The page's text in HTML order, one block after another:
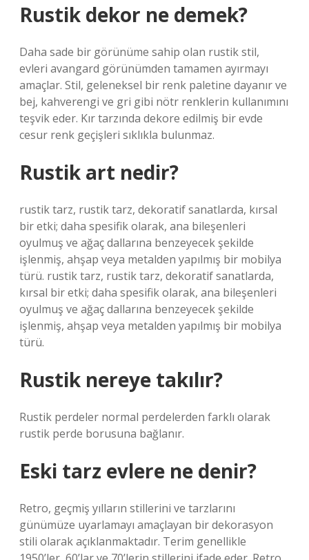
Rustik dekor ne demek?
Daha sade bir görünüme sahip olan rustik stil,
evleri avangard görünümden tamamen ayırmayı
amaçlar. Stil, geleneksel bir renk paletine dayanır ve
bej, kahverengi ve gri gibi nötr renklerin kullanımını
teşvik eder. Kır tarzında dekore edilmiş bir evde
cesur renk geçişleri sıklıkla bulunmaz.
Rustik art nedir?
rustik tarz, rustik tarz, dekoratif sanatlarda, kırsal
bir etki; daha spesifik olarak, ana bileşenleri
oyulmuş ve ağaç dallarına benzeyecek şekilde
işlenmiş, ahşap veya metalden yapılmış bir mobilya
türü. rustik tarz, rustik tarz, dekoratif sanatlarda,
kırsal bir etki; daha spesifik olarak, ana bileşenleri
oyulmuş ve ağaç dallarına benzeyecek şekilde
işlenmiş, ahşap veya metalden yapılmış bir mobilya
türü.
Rustik nereye takılır?
Rustik perdeler normal perdelerden farklı olarak
rustik perde borusuna bağlanır.
Eski tarz evlere ne denir?
Retro, geçmiş yılların stillerini ve tarzlarını
günümüze uyarlamayı amaçlayan bir dekorasyon
stili olarak açıklanmaktadır. Terim genellikle